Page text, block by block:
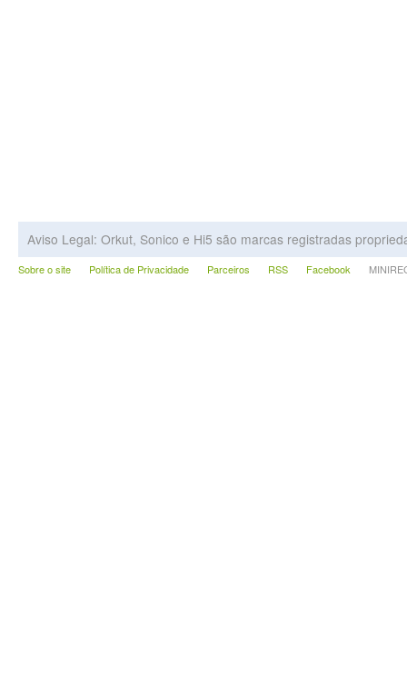
Aviso Legal: Orkut, Sonico e Hi5 são marcas registradas
Sobre o site Política de Privacidade Parceiros RSS Facebook